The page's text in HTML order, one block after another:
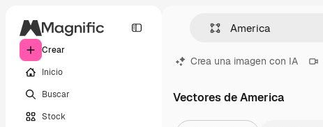
Crear
Inicio
Buscar
Stock
Crea una imagen con IA
Vectores de America